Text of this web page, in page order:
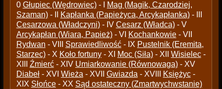
0 Głupiec (Wędrowiec)- I
Mag (Magik, Czarodziej,
Szaman)- II Kapłanka (Papieżyca, Arcykapłanka)- III
Cesarzowa (Władczyni)- IV Cesarz (Władca)- V
Arcykapłan (Wiara, Papież)- VI Kochankowie- VII
Rydwan - VIII Sprawiedliwość- IX Pustelnik (Eremita,
Starzec)- X Koło fortuny- XI Moc (Siła)- XII Wisielec-
XIII Źmierć- XIV Umiarkowanie (Równowaga)- XV
Diabeł- XVI Wieża - XVII Gwiazda - XVIII Księżyc-
XIX Słońce- XX Sąd ostateczny (Zmartwychwstanie)